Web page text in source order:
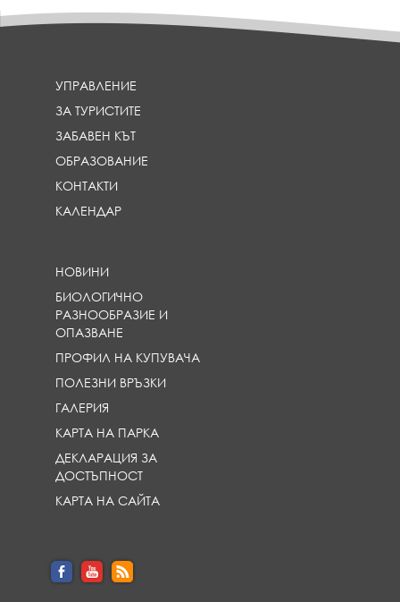
УПРАВЛЕНИЕ
ЗА ТУРИСТИТЕ
ЗАБАВЕН КЪТ
ОБРАЗОВАНИЕ
КОНТАКТИ
КАЛЕНДАР
НОВИНИ
БИОЛОГИЧНО
РАЗНООБРАЗИЕ И
ОПАЗВАНЕ
ПРОФИЛ НА КУПУВАЧА
ПОЛЕЗНИ ВРЪЗКИ
ГАЛЕРИЯ
КАРТА НА ПАРКА
ДЕКЛАРАЦИЯ ЗА
ДОСТЪПНОСТ
КАРТА НА САЙТА